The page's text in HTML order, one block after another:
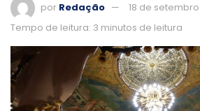
por Redação
18 de
Tempo de leitura: 3 minutos de leitura